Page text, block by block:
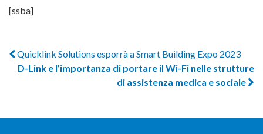
[ssba]
Quicklink Solutions esporrà a Smart Building Expo 2023
D-Link e l’importanza di portare il Wi-Fi nelle strutture
di assistenza medica e sociale